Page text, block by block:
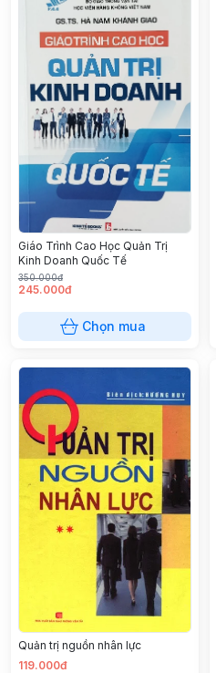
Giáo Trình Cao Học Quản Trị
Kinh Doanh Quốc Tế
350.000đ
245.000đ
Chọn mua
Quản trị nguồn nhân lực
119.000đ